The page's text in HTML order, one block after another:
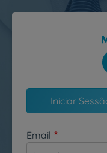
Passar para o
Iniciar
Email